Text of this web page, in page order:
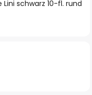
Lini schwarz 10-fl. rund